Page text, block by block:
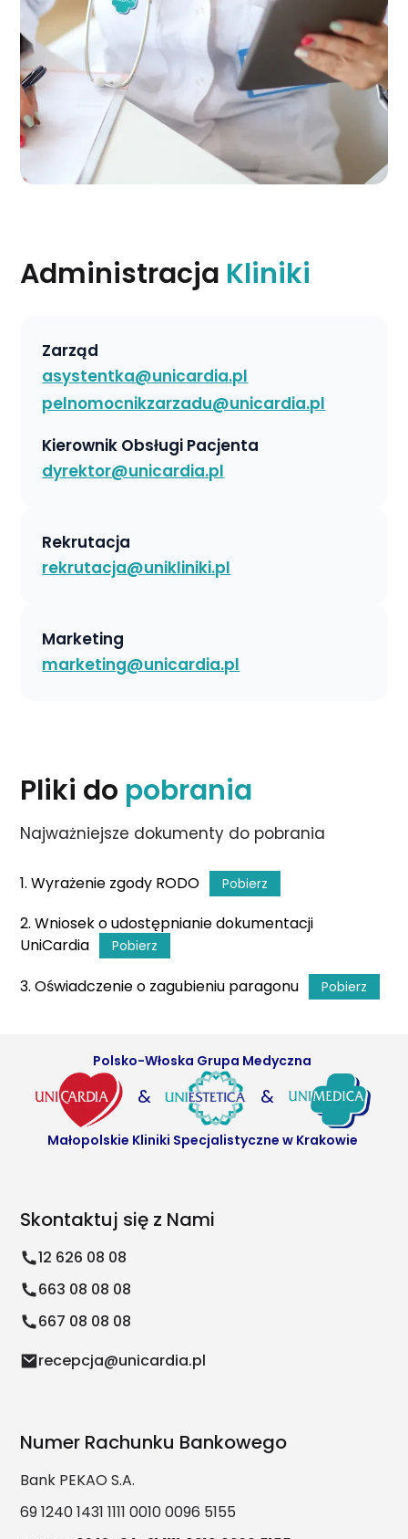
Administracja Kliniki
Zarząd
asystentka​@unicardia.pl
pelnomocnikzarzadu​@unicardia.pl
Kierownik Obsługi Pacjenta
dyrektor​@unicardia.pl
Rekrutacja
rekrutacja​@unikliniki.pl
Marketing
marketing​@unicardia.pl
Pliki do pobrania
Najważniejsze dokumenty do pobrania
1. Wyrażenie zgody RODO Pobierz
2. Wniosek o udostępnianie dokumentacji
UniCardia
Pobierz
3. Oświadczenie o zagubieniu paragonu Pobierz
Polsko-Włoska Grupa Medyczna
& &
Małopolskie Kliniki Specjalistyczne w Krakowie
Skontaktuj się z Nami
12 626 08 08
663 08 08 08
667 08 08 08
recepcja@unicardia.pl
Numer Rachunku Bankowego
Bank PEKAO S.A.
69 1240 1431 1111 0010 0096 5155